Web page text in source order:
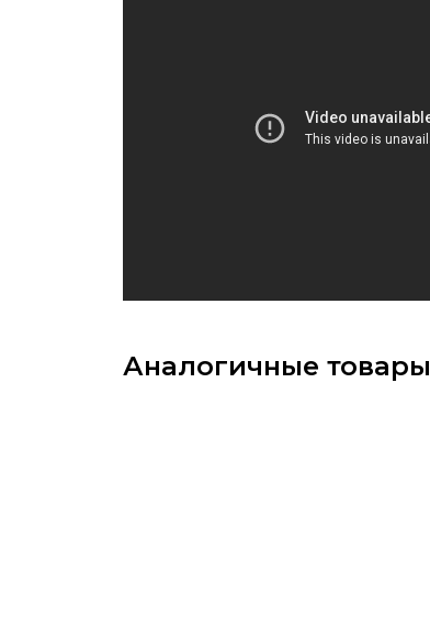
Аналогичные товары